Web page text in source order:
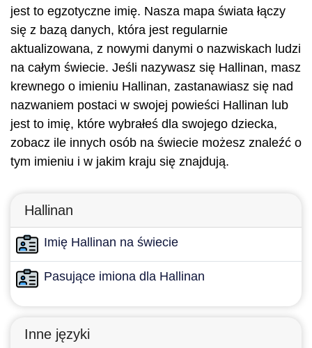
jest to egzotyczne imię. Nasza mapa świata łączy
się z bazą danych, która jest regularnie
aktualizowana, z nowymi danymi o nazwiskach ludzi
na całym świecie. Jeśli nazywasz się Hallinan, masz
krewnego o imieniu Hallinan, zastanawiasz się nad
nazwaniem postaci w swojej powieści Hallinan lub
jest to imię, które wybrałeś dla swojego dziecka,
zobacz ile innych osób na świecie możesz znaleźć o
tym imieniu i w jakim kraju się znajdują.
Hallinan
Imię Hallinan na świecie
Pasujące imiona dla Hallinan
Inne języki